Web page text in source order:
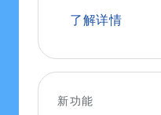
了解详情
新功能